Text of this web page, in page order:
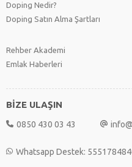
Doping Nedir?
Doping Satın Alma Şartları
Rehber Akademi
Emlak Haberleri
BİZE ULAŞIN
0850 430 03 43
Whatsapp Destek: